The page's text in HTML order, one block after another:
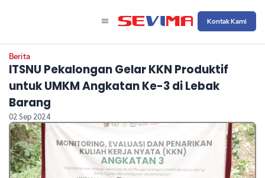
Kontak Kami
Berita
ITSNU Pekalongan Gelar KKN Produktif
untuk UMKM Angkatan Ke-3 di Lebak
Barang
02 Sep 2024